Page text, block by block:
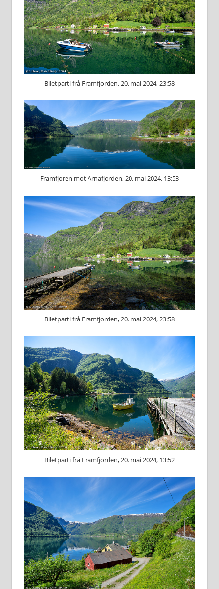
Biletparti frå Framfjorden, 20. mai 2024, 23:58
Framfjoren mot Arnafjorden, 20. mai 2024, 13:53
Biletparti frå Framfjorden, 20. mai 2024, 23:58
Biletparti frå Framfjorden, 20. mai 2024, 13:52